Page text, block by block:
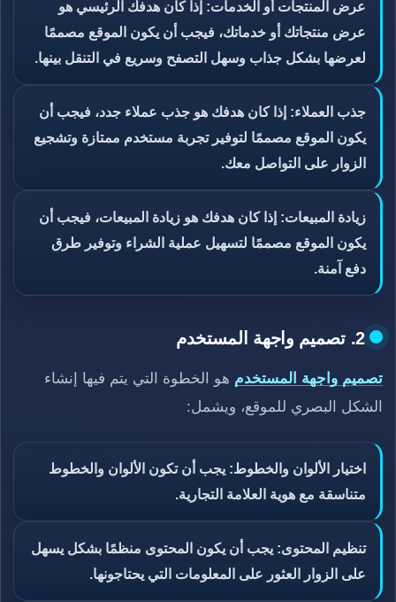
عرض المنتجات أو الخدمات: إذا كان هدفك الرئيسي هو
عرض منتجاتك أو خدماتك، فيجب أن يكون الموقع مصممًا
لعرضها بشكل جذاب وسهل التصفح وسريع في التنقل بينها.
جذب العملاء: إذا كان هدفك هو جذب عملاء جدد، فيجب أن
يكون الموقع مصممًا لتوفير تجربة مستخدم ممتازة وتشجيع
الزوار على التواصل معك.
زيادة المبيعات: إذا كان هدفك هو زيادة المبيعات، فيجب أن
يكون الموقع مصممًا لتسهيل عملية الشراء وتوفير طرق
دفع آمنة.
2. تصميم واجهة المستخدم
تصميم واجهة المستخدم هو الخطوة التي يتم فيها إنشاء
الشكل البصري للموقع، ويشمل:
اختيار الألوان والخطوط: يجب أن تكون الألوان والخطوط
متناسقة مع هوية العلامة التجارية.
تنظيم المحتوى: يجب أن يكون المحتوى منظمًا بشكل يسهل
على الزوار العثور على المعلومات التي يحتاجونها.